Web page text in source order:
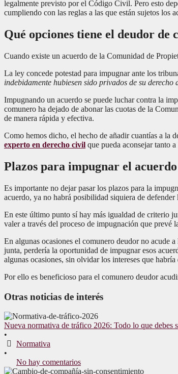
legalmente previsto por el Código Civil. Pero esto
cumpliendo con las reglas a las que están sujetos
Qué opciones tiene el deudor
Cuando existe un acuerdo de la Comunidad de
La ley concede potestad para impugnar ante los
indebidamente hubiesen sido privados de su derecho
Impugnando un acuerdo se puede luchar contra la
comunero ha dejado de abonar las cuotas de la
de manera rápida y efectiva.
Como hemos dicho, el hecho de añadir cuantías a la
experto en derecho civil que pueda aconsejar tanto
Plazos para impugnar el
Es importante no dejar pasar los plazos para la
acuerdo, ya no habrá posibilidad siquiera de
En este último punto sí hay más igualdad de criterio
valer a través del proceso de impugnación que prevé
En algunas ocasiones el comunero deudor no acude
junta, perdería la oportunidad de impugnar esos
algunas ocasiones, sin olvidar los intereses que habría
Por ello es beneficioso para el comunero deudor
Otras noticias de interés
Nueva normativa de tráfico 2026: Todo lo que debes
•
Normativa
•
No hay comentarios